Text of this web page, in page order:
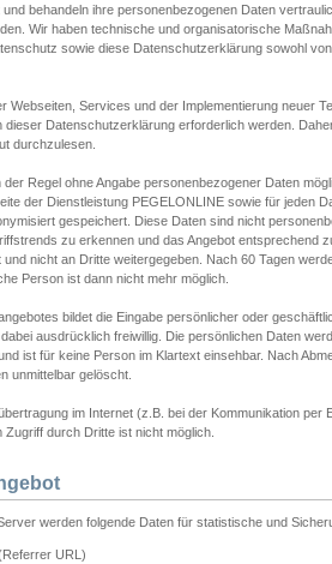
behandeln ihre personenbezogenen Daten
Wir haben technische und organisatorische
sowie diese Datenschutzerklärung sowohl
Webseiten, Services und der Implementierung neuer
Datenschutzerklärung erforderlich werden.
durchzulesen.
Regel ohne Angabe personenbezogener Daten
der Dienstleistung PEGELONLINE sowie für jeden
gespeichert. Diese Daten sind nicht
zu erkennen und das Angebot entsprechend
nicht an Dritte weitergegeben. Nach 60 Tagen
Person ist dann nicht mehr möglich.
bildet die Eingabe persönlicher oder
ausdrücklich freiwillig. Die persönlichen Daten
ist für keine Person im Klartext einsehbar. Nach
unmittelbar gelöscht.
im Internet (z.B. bei der Kommunikation per
durch Dritte ist nicht möglich.
werden folgende Daten für statistische und
URL)